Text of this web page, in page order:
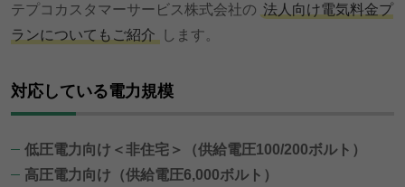
テプコカスタマーサービス株式会社の 法人向け電気料金プ
ランについてもご紹介
します。
対応している電力規模
低圧電力向け＜非住宅＞（供給電圧100/200ボルト）
高圧電力向け（供給電圧6,000ボルト）